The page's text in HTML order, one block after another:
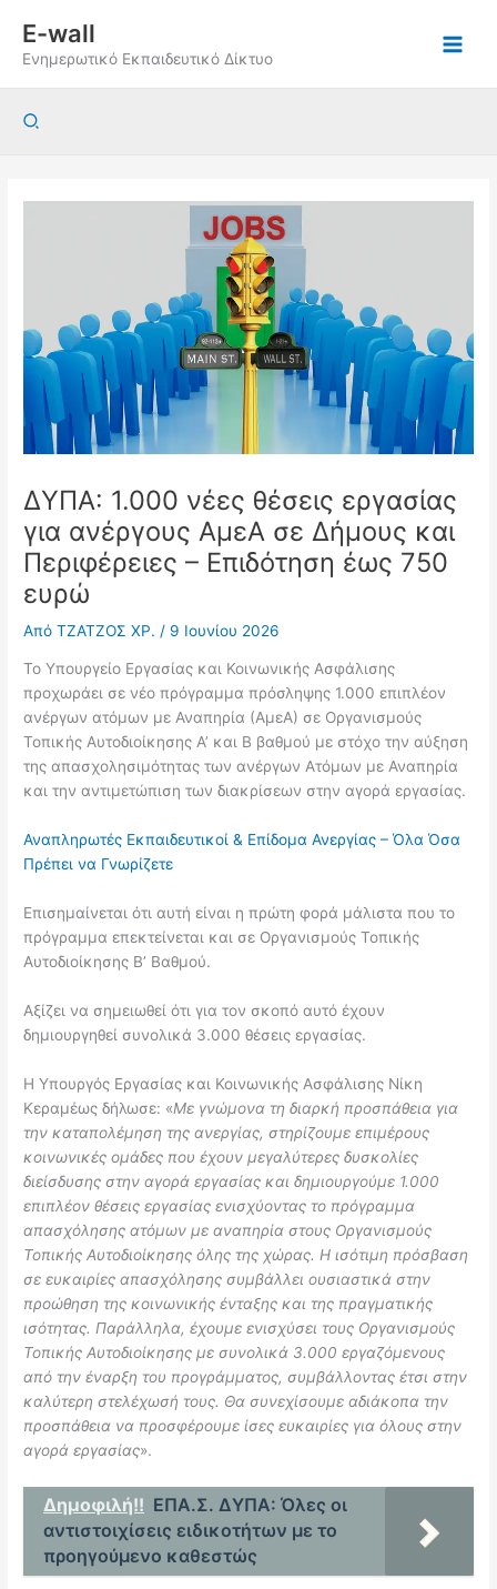
περιεχόμενο
E-wall
Ενημερωτικό Εκπαιδευτικό Δίκτυο
Αναζήτηση
ΔΥΠΑ: 1.000 νέες θέσεις εργασίας
για ανέργους ΑμεΑ σε Δήμους και
Περιφέρειες – Επιδότηση έως 750
ευρώ
ΑπόΤΖΑΤΖΟΣ ΧΡ. / 9 Ιουνίου 2026
Το Υπουργείο Εργασίας και Κοινωνικής Ασφάλισης
προχωράει σε νέο πρόγραμμα πρόσληψης 1.000 επιπλέον
ανέργων ατόμων με Αναπηρία (ΑμεΑ) σε Οργανισμούς
Τοπικής Αυτοδιοίκησης Α’ και Β βαθμού με στόχο την αύξηση
της απασχολησιμότητας των ανέργων Ατόμων με Αναπηρία
και την αντιμετώπιση των διακρίσεων στην αγορά εργασίας.
Αναπληρωτές Εκπαιδευτικοί & Επίδομα Ανεργίας – Όλα Όσα
Πρέπει να Γνωρίζετε
Επισημαίνεται ότι αυτή είναι η πρώτη φορά μάλιστα που το
πρόγραμμα επεκτείνεται και σε Οργανισμούς Τοπικής
Αυτοδιοίκησης Β’ Βαθμού.
Αξίζει να σημειωθεί ότι για τον σκοπό αυτό έχουν
δημιουργηθεί συνολικά 3.000 θέσεις εργασίας.
Η Υπουργός Εργασίας και Κοινωνικής Ασφάλισης Νίκη
Κεραμέως δήλωσε: «Με γνώμονα τη διαρκή προσπάθεια για
την καταπολέμηση της ανεργίας, στηρίζουμε επιμέρους
κοινωνικές ομάδες που έχουν μεγαλύτερες δυσκολίες
διείσδυσης στην αγορά εργασίας και δημιουργούμε 1.000
επιπλέον θέσεις εργασίας ενισχύοντας το πρόγραμμα
απασχόλησης ατόμων με αναπηρία στους Οργανισμούς
Τοπικής Αυτοδιοίκησης όλης της χώρας. Η ισότιμη πρόσβαση
σε ευκαιρίες απασχόλησης συμβάλλει ουσιαστικά στην
προώθηση της κοινωνικής ένταξης και της πραγματικής
ισότητας. Παράλληλα, έχουμε ενισχύσει τους Οργανισμούς
Τοπικής Αυτοδιοίκησης με συνολικά 3.000 εργαζόμενους
από την έναρξη του προγράμματος, συμβάλλοντας έτσι στην
καλύτερη στελέχωσή τους. Θα συνεχίσουμε αδιάκοπα την
προσπάθεια να προσφέρουμε ίσες ευκαιρίες για όλους στην
αγορά εργασίας».
Δημοφιλή!! ΕΠΑ.Σ. ΔΥΠΑ: Όλες οι
αντιστοιχίσεις ειδικοτήτων με το
προηγούμενο καθεστώς